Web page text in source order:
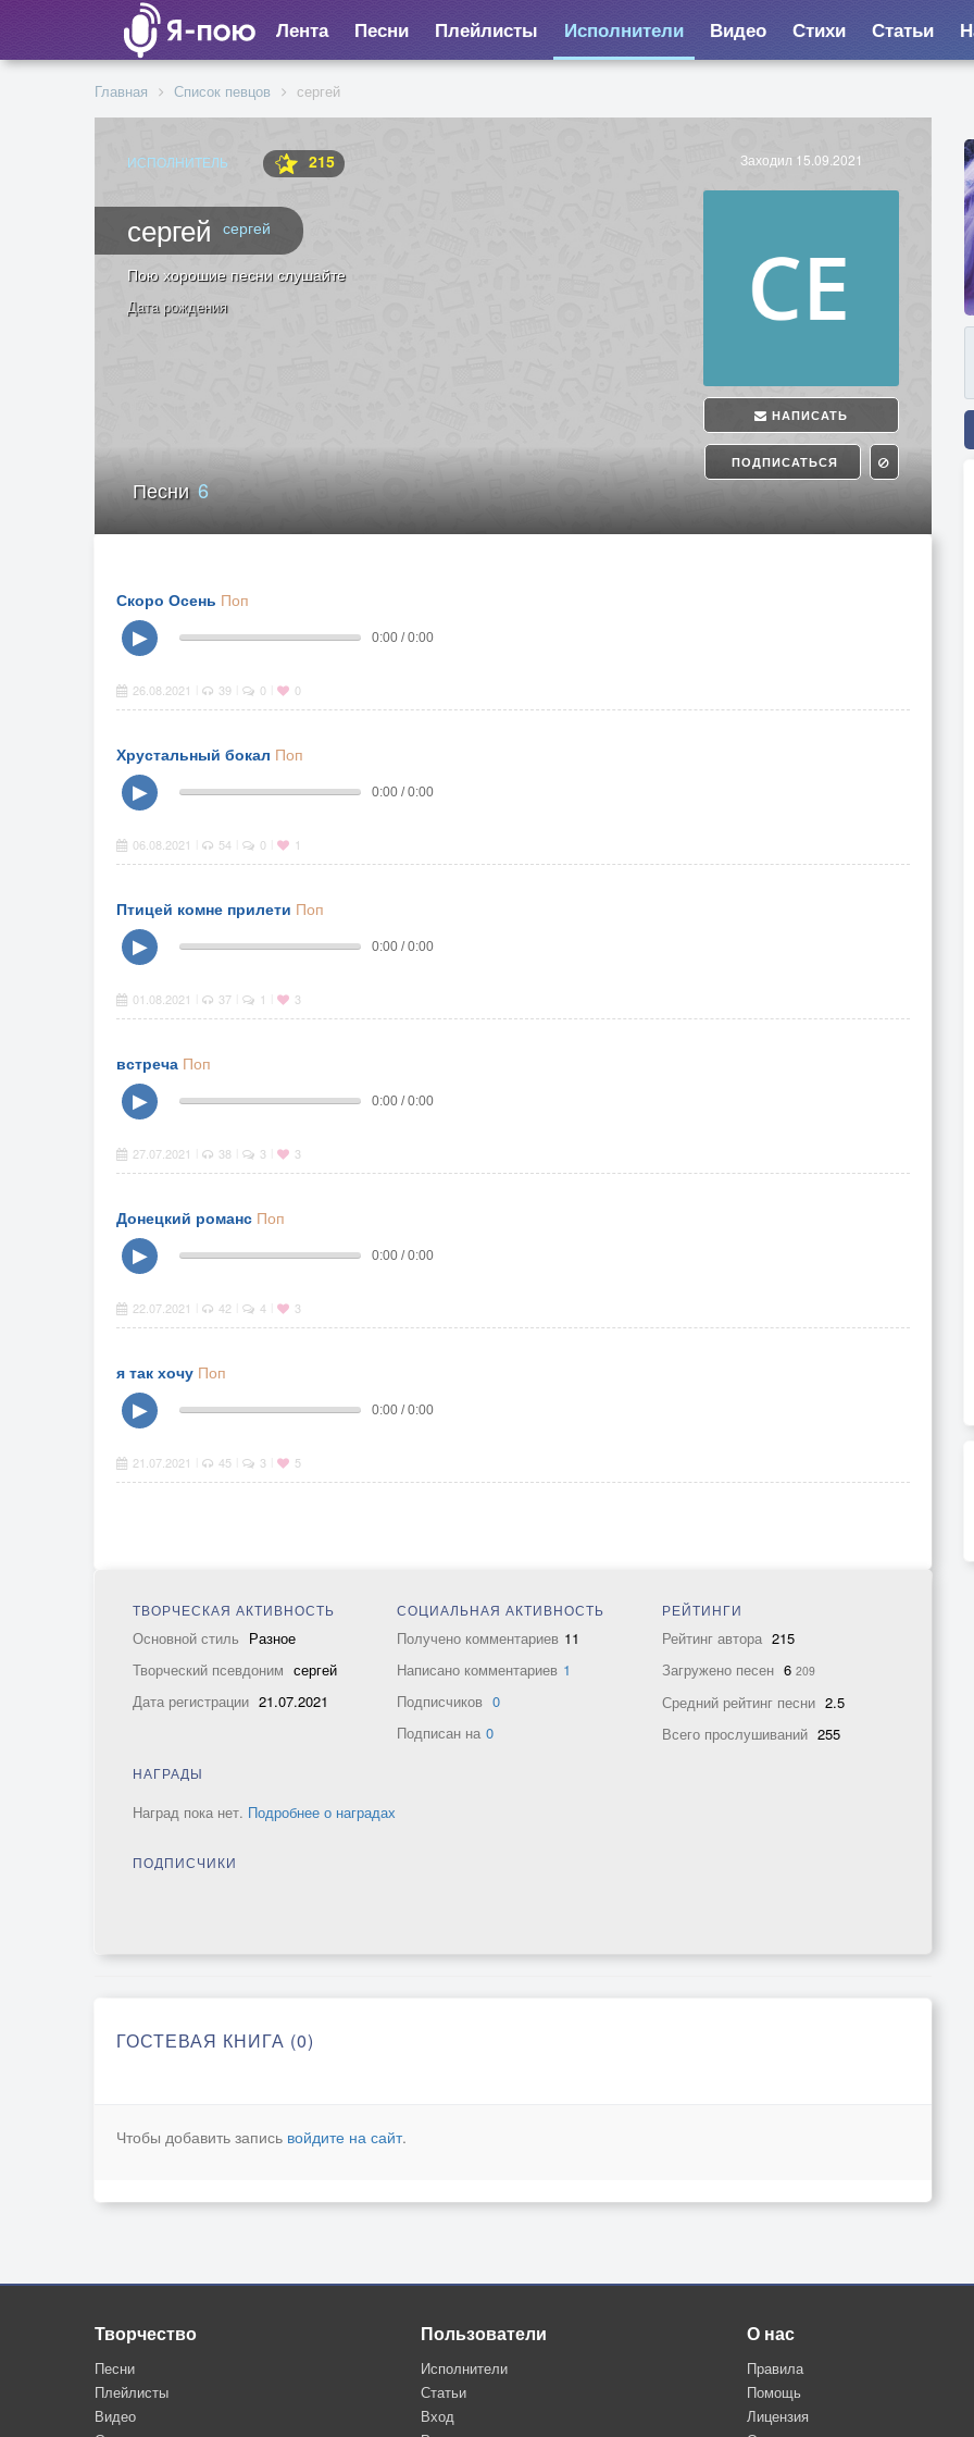
Лента Песни Плейлисты Исполнители Видео Стихи Статьи
Главная Список певцов сергей
ИСПОЛНИТЕЛЬ 215
сергей сергей
Заходил 15.09.2021
НАПИСАТЬ
ПОДПИСАТЬСЯ
Пою хорошие песни слушайте
Дата рождения
Песни6
Скоро Осень Поп
▶
0:00 / 0:00
26.08.2021 39 0 0
Хрустальный бокал Поп
▶
0:00 / 0:00
06.08.2021 54 0 1
Птицей комне прилети Поп
▶
0:00 / 0:00
01.08.2021 37 1 3
встреча Поп
▶
0:00 / 0:00
27.07.2021 38 3 3
Донецкий романс Поп
▶
0:00 / 0:00
22.07.2021 42 4 3
я так хочу Поп
▶
0:00 / 0:00
21.07.2021 45 3 5
ТВОРЧЕСКАЯ АКТИВНОСТЬ
Основной стиль Разное
Творческий псевдоним сергей
Дата регистрации 21.07.2021
СОЦИАЛЬНАЯ АКТИВНОСТЬ
Получено комментариев 11
Написано комментариев 1
Подписчиков 0
Подписан на 0
РЕЙТИНГИ
Рейтинг автора 215
Загружено песен 6 209
Средний рейтинг песни 2.5
Всего прослушиваний 255
НАГРАДЫ
Наград пока нет. Подробнее о наградах
ПОДПИСЧИКИ
ГОСТЕВАЯ КНИГА (0)
Чтобы добавить запись войдите на сайт.
Творчество
Песни
Плейлисты
Видео
Пользователи
Исполнители
Статьи
Вход
О нас
Правила
Помощь
Лицензия